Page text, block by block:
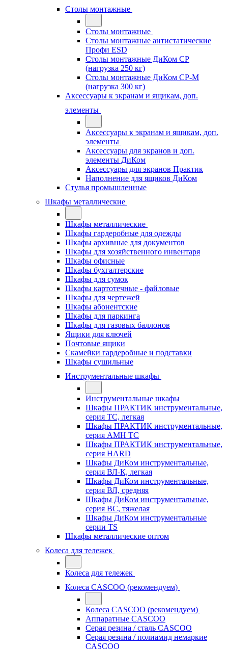
Столы монтажные
Столы монтажные
Столы монтажные антистатические
Профи ESD
Столы монтажные ДиКом СР
(нагрузка 250 кг)
Столы монтажные ДиКом СР-М
(нагрузка 300 кг)
Аксессуары к экранам и ящикам, доп.
элементы
Аксессуары к экранам и ящикам, доп.
элементы
Аксессуары для экранов и доп.
элементы ДиКом
Аксессуары для экранов Практик
Наполнение для ящиков ДиКом
Стулья промышленные
Шкафы металлические
Шкафы металлические
Шкафы гардеробные для одежды
Шкафы архивные для документов
Шкафы для хозяйственного инвентаря
Шкафы офисные
Шкафы бухгалтерские
Шкафы для сумок
Шкафы картотечные - файловые
Шкафы для чертежей
Шкафы абонентские
Шкафы для паркинга
Шкафы для газовых баллонов
Ящики для ключей
Почтовые ящики
Скамейки гардеробные и подставки
Шкафы сушильные
Инструментальные шкафы
Инструментальные шкафы
Шкафы ПРАКТИК инструментальные,
серия ТC, легкая
Шкафы ПРАКТИК инструментальные,
серия AMH TC
Шкафы ПРАКТИК инструментальные,
серия HARD
Шкафы ДиКом инструментальные,
cерия ВЛ-К, легкая
Шкафы ДиКом инструментальные,
серия ВЛ, средняя
Шкафы ДиКом инструментальные,
серия ВС, тяжелая
Шкафы ДиКом инструментальные
серии TS
Шкафы металлические оптом
Колеса для тележек
Колеса для тележек
Колеса CASCOO (рекомендуем)
Колеса CASCOO (рекомендуем)
Аппаратные CASCOO
Серая резина / сталь CASCOO
Серая резина / полиамид немаркие
CASCOO